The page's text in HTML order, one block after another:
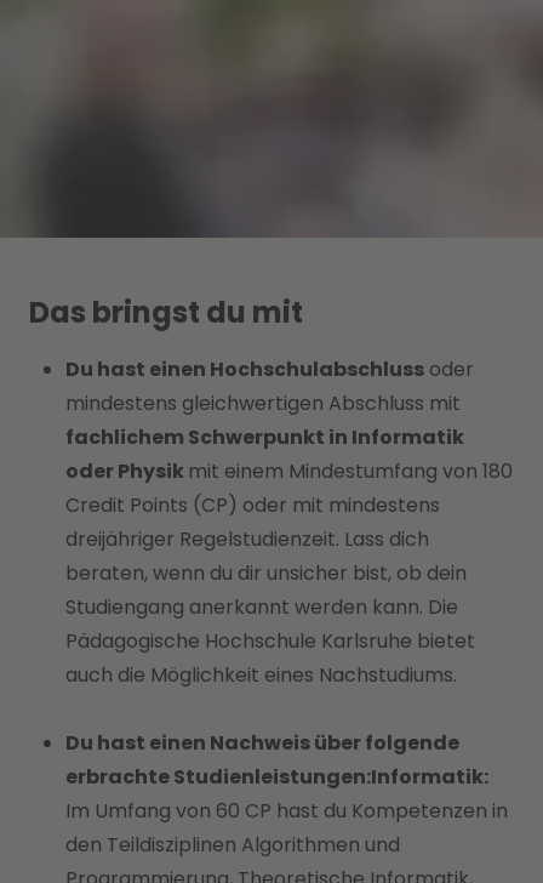
Das bringst du mit
Du hast einen Hochschulabschluss oder
mindestens gleichwertigen Abschluss mit
fachlichem Schwerpunkt in Informatik
oder Physik mit einem Mindestumfang von 180
Credit Points (CP) oder mit mindestens
dreijähriger Regelstudienzeit. Lass dich
beraten, wenn du dir unsicher bist, ob dein
Studiengang anerkannt werden kann. Die
Pädagogische Hochschule Karlsruhe bietet
auch die Möglichkeit eines Nachstudiums.
Du hast einen Nachweis über folgende
erbrachte Studienleistungen:Informatik:
Im Umfang von 60 CP hast du Kompetenzen in
den Teildisziplinen Algorithmen und